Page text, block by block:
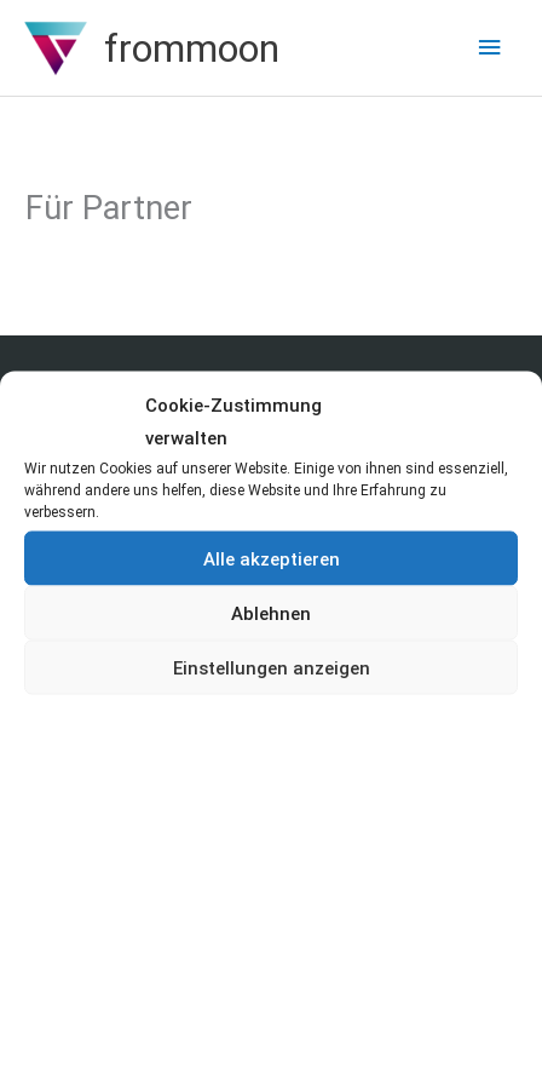
Cookie-Zustimmung
verwalten
Wir nutzen Cookies auf unserer Website. Einige von ihnen sind essenziell,
während andere uns helfen, diese Website und Ihre Erfahrung zu
verbessern.
Alle akzeptieren
Ablehnen
Einstellungen anzeigen
Inhalt
springen
frommoon
Für Partner
Programmieren lernen
Impressum Datenschutz